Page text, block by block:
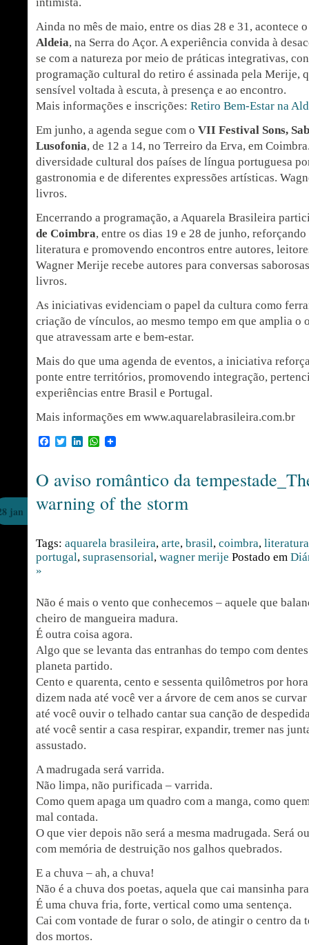
Ainda no mês de maio, entre os dias 28 e 31, acontece
Aldeia, na Serra do Açor. A experiência convida à
se com a natureza por meio de práticas integrativas,
programação cultural do retiro é assinada pela Merije,
sensível voltada à escuta, à presença e ao encontro.
Mais informações e inscrições: Retiro Bem-Estar na
Em junho, a agenda segue com o VII Festival Sons,
Lusofonia, de 12 a 14, no Terreiro da Erva, em
diversidade cultural dos países de língua portuguesa
gastronomia e de diferentes expressões artísticas.
livros.
Encerrando a programação, a Aquarela Brasileira
de Coimbra, entre os dias 19 e 28 de junho,
literatura e promovendo encontros entre autores,
Wagner Merije recebe autores para conversas
livros.
As iniciativas evidenciam o papel da cultura como
criação de vínculos, ao mesmo tempo em que amplia o
que atravessam arte e bem-estar.
Mais do que uma agenda de eventos, a iniciativa
ponte entre territórios, promovendo integração,
experiências entre Brasil e Portugal.
Mais informações em www.aquarelabrasileira.com.br
Facebook
TwitterLinkedInWhatsApp
O aviso romântico da
warning of the storm
jan
Tags: aquarela brasileira, arte, brasil, coimbra, literatura
portugal, suprasensorial, wagner merije Postado em
»
Não é mais o vento que conhecemos – aquele que
cheiro de mangueira madura.
É outra coisa agora.
Algo que se levanta das entranhas do tempo com
planeta partido.
Cento e quarenta, cento e sessenta quilômetros por
dizem nada até você ver a árvore de cem anos se
até você ouvir o telhado cantar sua canção de
até você sentir a casa respirar, expandir, tremer nas
assustado.
A madrugada será varrida.
Não limpa, não purificada – varrida.
Como quem apaga um quadro com a manga, como
mal contada.
O que vier depois não será a mesma madrugada. Será
com memória de destruição nos galhos quebrados.
E a chuva – ah, a chuva!
Não é a chuva dos poetas, aquela que cai mansinha
É uma chuva fria, forte, vertical como uma sentença.
Cai com vontade de furar o solo, de atingir o centro da
dos mortos.